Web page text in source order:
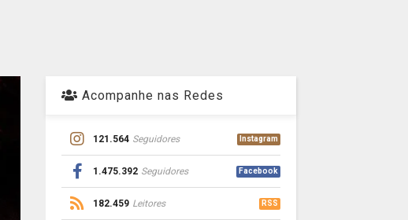
Acompanhe nas Redes
121.564 Seguidores Instagram
1.475.392 Seguidores Facebook
182.459 Leitores RSS